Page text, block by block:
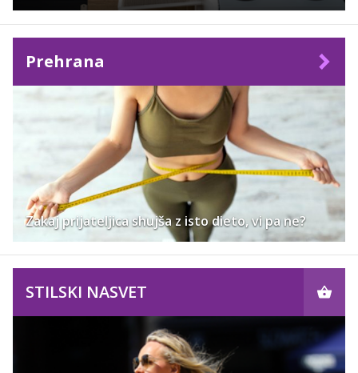
Prehrana
Zakaj prijateljica shujša z isto dieto, vi pa ne?
STILSKI NASVET